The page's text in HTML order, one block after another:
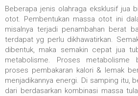
Beberapa jenis olahraga eksklusif jua
otot. Pembentukan massa otot ini
misalnya terjadi penambahan berat
terdapat yg perlu dikhawatirkan.
dibentuk, maka semakin cepat jua
metabolisme. Proses metabolisme
proses pembakaran kalori & lemak
menjadikannya energi. Di samping itu,
dari berdasarkan kombinasi massa